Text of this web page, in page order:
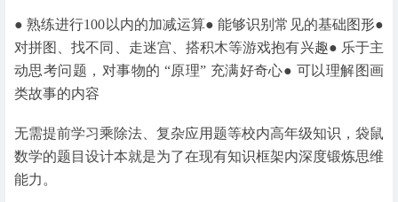
● 熟练进行100以内的加减运算● 能够识别常见的基础图形●
对拼图、找不同、走迷宫、搭积木等游戏抱有兴趣● 乐于主
动思考问题，对事物的 “原理” 充满好奇心● 可以理解图画
类故事的内容
无需提前学习乘除法、复杂应用题等校内高年级知识，袋鼠
数学的题目设计本就是为了在现有知识框架内深度锻炼思维
能力。